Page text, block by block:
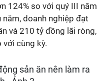
124% so với quý III năm
doanh nghiệp đạt
và 210 tỷ đồng lãi ròng,
với cùng kỳ.